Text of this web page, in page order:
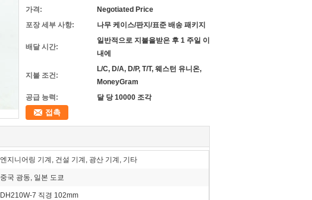
가격:
Negotiated Price
포장 세부 사항:
나무 케이스/판지/표준 배송 패키지
배달 시간:
일반적으로 지불을받은 후 1 주일 이
내에
지불 조건:
L/C, D/A, D/P, T/T, 웨스턴 유니온,
MoneyGram
공급 능력:
달 당 10000 조각
접촉
엔지니어링 기계, 건설 기계, 광산 기계, 기타
중국 광동, 일본 도쿄
DH210W-7 직경 102mm